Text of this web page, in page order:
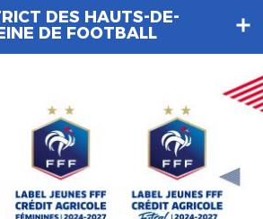
DES HAUTS-DE-
DE FOOTBALL